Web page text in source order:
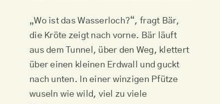
„Wo ist das Wasserloch?“, fragt Bär,
die Kröte zeigt nach vorne. Bär läuft
aus dem Tunnel, über den Weg, klettert
über einen kleinen Erdwall und guckt
nach unten. In einer winzigen Pfütze
wuseln wie wild, viel zu viele